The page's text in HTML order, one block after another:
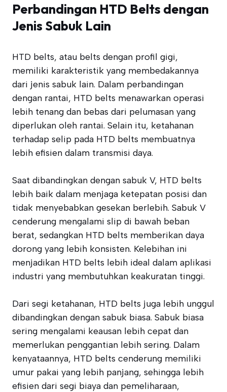
Perbandingan HTD Belts dengan
Jenis Sabuk Lain
HTD belts, atau belts dengan profil gigi,
memiliki karakteristik yang membedakannya
dari jenis sabuk lain. Dalam perbandingan
dengan rantai, HTD belts menawarkan operasi
lebih tenang dan bebas dari pelumasan yang
diperlukan oleh rantai. Selain itu, ketahanan
terhadap selip pada HTD belts membuatnya
lebih efisien dalam transmisi daya.
Saat dibandingkan dengan sabuk V, HTD belts
lebih baik dalam menjaga ketepatan posisi dan
tidak menyebabkan gesekan berlebih. Sabuk V
cenderung mengalami slip di bawah beban
berat, sedangkan HTD belts memberikan daya
dorong yang lebih konsisten. Kelebihan ini
menjadikan HTD belts lebih ideal dalam aplikasi
industri yang membutuhkan keakuratan tinggi.
Dari segi ketahanan, HTD belts juga lebih unggul
dibandingkan dengan sabuk biasa. Sabuk biasa
sering mengalami keausan lebih cepat dan
memerlukan penggantian lebih sering. Dalam
kenyataannya, HTD belts cenderung memiliki
umur pakai yang lebih panjang, sehingga lebih
efisien dari segi biaya dan pemeliharaan,